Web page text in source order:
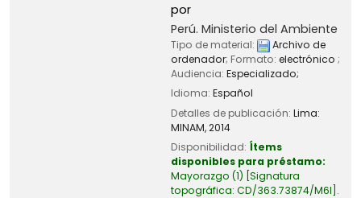
por
Perú. Ministerio del Ambiente
Tipo de material:
Archivo de
ordenador; Formato: electrónico ;
Audiencia: Especializado;
Idioma: Español
Detalles de publicación: Lima:
MINAM,2014
Disponibilidad: Ítems
disponibles para préstamo:
Mayorazgo (1) Signatura
topográfica: CD/363.73874/M6I .